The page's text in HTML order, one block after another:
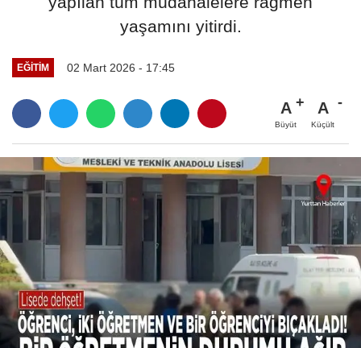
yaşamını yitirdi.
EĞİTİM 02 Mart 2026 - 17:45
A
Büyüt
A
Küçült